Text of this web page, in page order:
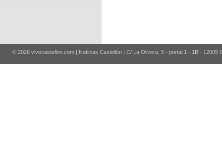
© 2026 vivecastellon.com | Noticias Castellón | C/ La Olivera, 5 - portal 1 - 1B - 12005